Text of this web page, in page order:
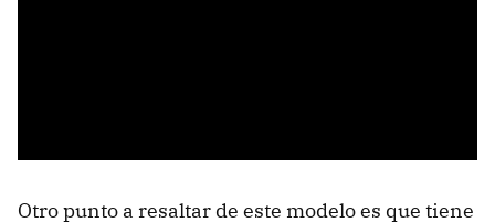
Otro punto a resaltar de este modelo es que tiene